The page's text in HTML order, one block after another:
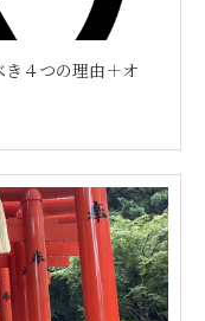
４つの理由＋オ